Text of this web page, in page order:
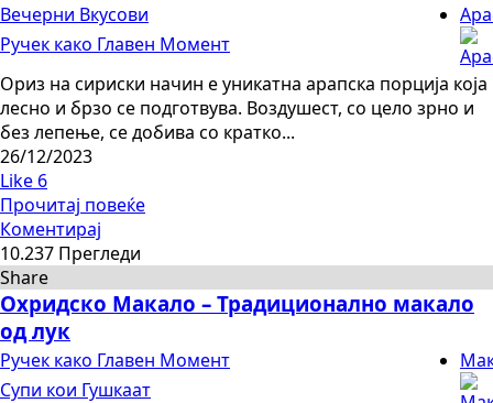
Вечерни Вкусови
Ручек како Главен Момент
Ориз на сириски начин е уникатна арапска порција која
лесно и брзо се подготвува. Воздушест, со цело зрно и
без лепење, се добива со кратко...
26/12/2023
Like 6
Прочитај повеќе
Коментирај
10.237 Прегледи
Share
Охридско Макало – Традиционално макало
од лук
Ручек како Главен Момент
Супи кои Гушкаат